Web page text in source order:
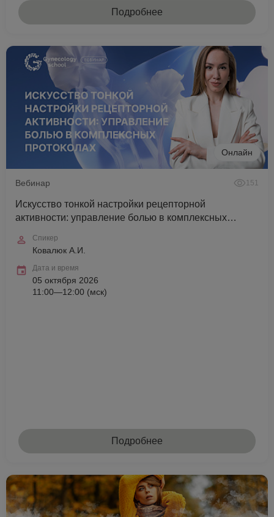
Подробнее
Онлайн
Вебинар 151
Искусство тонкой настройки рецепторной
активности: управление болью в комплексных
Спикер
Ковалюк А.И.
Дата и время
05 октября 2026
11:00—12:00 (мск)
Подробнее